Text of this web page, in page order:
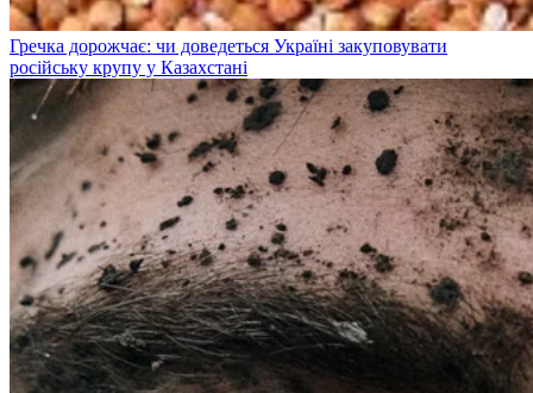
Гречка дорожчає: чи доведеться Україні закуповувати
російську крупу у Казахстані